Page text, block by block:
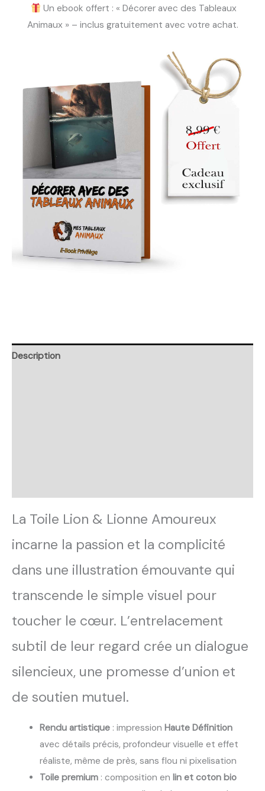
Un ebook offert : « Décorer avec des Tableaux
Animaux » – inclus gratuitement avec votre achat.
Description
La Toile Lion & Lionne Amoureux
incarne la passion et la complicité
dans une illustration émouvante qui
transcende le simple visuel pour
toucher le cœur. L’entrelacement
subtil de leur regard crée un dialogue
silencieux, une promesse d’union et
de soutien mutuel.
Rendu artistique: impression Haute Définition
avec détails précis, profondeur visuelle et effet
réaliste, même de près, sans flou ni pixelisation
Toile premium: composition en lin et coton bio